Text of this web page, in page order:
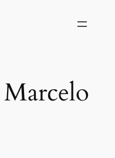
Marcelo